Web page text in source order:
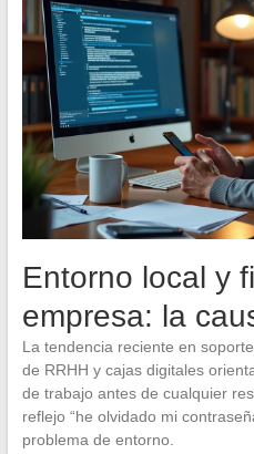
Entorno local y
empresa: la
La tendencia reciente en
de RRHH y cajas digitales
de trabajo antes de cualquier
reflejo “he olvidado mi
problema de entorno.